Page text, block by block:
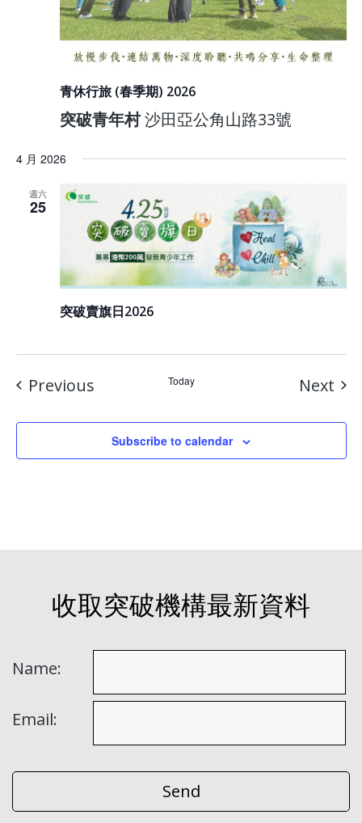
青休行旅 (春季期) 2026
突破青年村沙田亞公角山路33號
4 月 2026
週六
25
突破賣旗日2026
PreviousEvents Today Next
Subscribe to calendar
收取突破機構最新資料
Name:
Email: